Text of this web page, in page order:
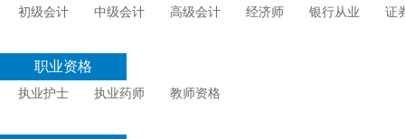
初级会计 中级会计 高级会计 经济师 银行从业 证
职业资格
执业护士 执业药师 教师资格